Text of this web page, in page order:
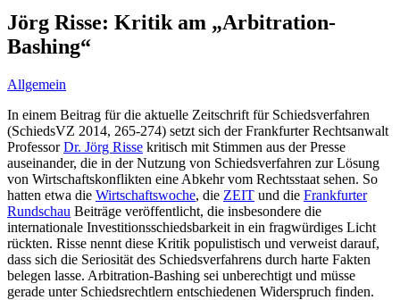
Jörg Risse: Kritik am „Arbitration-
Bashing“
Allgemein
In einem Beitrag für die aktuelle Zeitschrift für Schiedsverfahren
(SchiedsVZ 2014, 265-274) setzt sich der Frankfurter Rechtsanwalt
ProfessorDr. Jörg Risse kritisch mit Stimmen aus der Presse
auseinander, die in der Nutzung von Schiedsverfahren zur Lösung
von Wirtschaftskonflikten eine Abkehr vom Rechtsstaat sehen. So
hatten etwa die Wirtschaftswoche, die ZEIT und die Frankfurter
Rundschau Beiträge veröffentlicht, die insbesondere die
internationale Investitionsschiedsbarkeit in ein fragwürdiges Licht
rückten. Risse nennt diese Kritik populistisch und verweist darauf,
dass sich die Seriosität des Schiedsverfahrens durch harte Fakten
belegen lasse. Arbitration-Bashing sei unberechtigt und müsse
gerade unter Schiedsrechtlern entschiedenen Widerspruch finden.